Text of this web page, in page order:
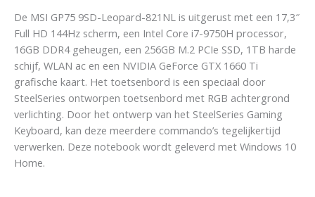
De MSI GP75 9SD-Leopard-821NL is uitgerust met een 17,3″
Full HD 144Hz scherm, een Intel Core i7-9750H processor,
16GB DDR4 geheugen, een 256GB M.2 PCIe SSD, 1TB harde
schijf, WLAN ac en een NVIDIA GeForce GTX 1660 Ti
grafische kaart. Het toetsenbord is een speciaal door
SteelSeries ontworpen toetsenbord met RGB achtergrond
verlichting. Door het ontwerp van het SteelSeries Gaming
Keyboard, kan deze meerdere commando’s tegelijkertijd
verwerken. Deze notebook wordt geleverd met Windows 10
Home.